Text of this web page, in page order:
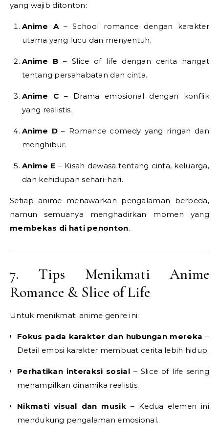
yang wajib ditonton:
Anime A– School romance dengan karakter
utama yang lucu dan menyentuh.
Anime B – Slice of life dengan cerita hangat
tentang persahabatan dan cinta.
Anime C – Drama emosional dengan konflik
yang realistis.
Anime D – Romance comedy yang ringan dan
menghibur.
Anime E – Kisah dewasa tentang cinta, keluarga,
dan kehidupan sehari-hari.
Setiap anime menawarkan pengalaman berbeda,
namun semuanya menghadirkan momen yang
membekas di hati penonton.
7. Tips Menikmati Anime
Romance & Slice of Life
Untuk menikmati anime genre ini:
Fokus pada karakter dan hubungan mereka –
Detail emosi karakter membuat cerita lebih hidup.
Perhatikan interaksi sosial– Slice of life sering
menampilkan dinamika realistis.
Nikmati visual dan musik– Kedua elemen ini
mendukung pengalaman emosional.